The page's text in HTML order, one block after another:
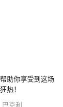
助你享受到这场
热！
巴克利